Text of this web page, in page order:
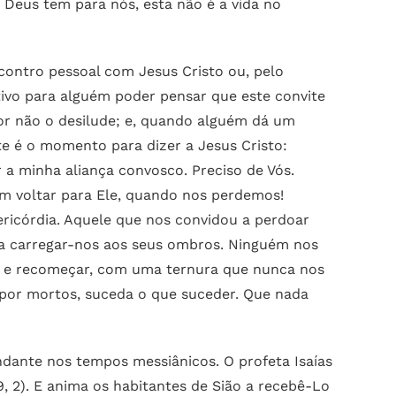
tem para nós, esta não é a vida no
pessoal com Jesus Cristo ou, pelo
para alguém poder pensar que este convite
não o desilude; e, quando alguém dá um
é o momento para dizer a Jesus Cristo:
minha aliança convosco. Preciso de Vós.
voltar para Ele, quando nos perdemos!
Aquele que nos convidou a perdoar
nos aos seus ombros. Ninguém nos
recomeçar, com uma ternura que nunca nos
mortos, suceda o que suceder. Que nada
nos tempos messiânicos. O profeta Isaías
2). E anima os habitantes de Sião a recebê-Lo